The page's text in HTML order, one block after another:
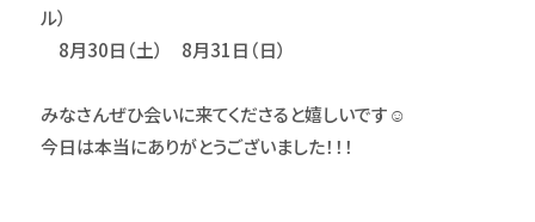
ル）
8月30日（土） 8月31日（日）
みなさんぜひ会いに来てくださると嬉しいです☺️
今日は本当にありがとうございました！！！